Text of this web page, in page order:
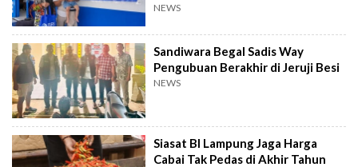
NEWS
Sandiwara Begal Sadis Way
Pengubuan Berakhir di Jeruji Besi
NEWS
Siasat BI Lampung Jaga Harga
Cabai Tak Pedas di Akhir Tahun